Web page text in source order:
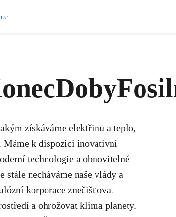
získáváme elektřinu a teplo,
Máme k dispozici inovativní
technologie a obnovitelné
stále necháváme naše vlády a
korporace znečišťovat
a ohrožovat klima planety.